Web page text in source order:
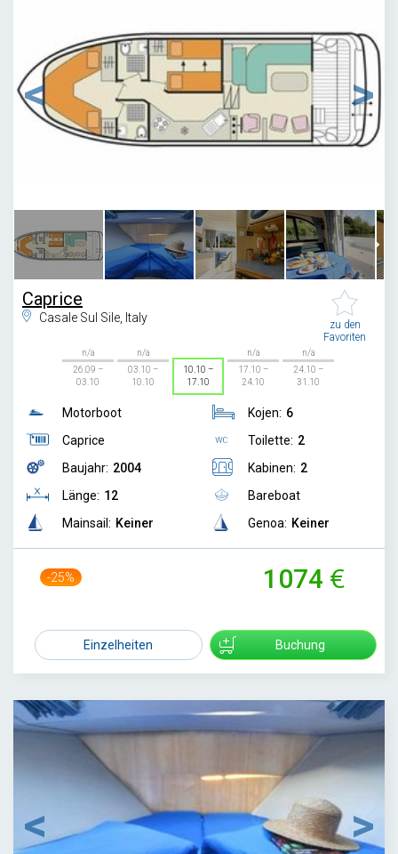
Caprice
Casale Sul Sile, Italy
zu den
Favoriten
n/a
26.09 –
03.10
n/a
03.10 –
10.10
10.10 –
17.10
n/a
17.10 –
24.10
n/a
24.10 –
31.10
Motorboot
Caprice
Baujahr: 2004
Länge: 12
Mainsail: Keiner
Kojen: 6
Toilette: 2
Kabinen: 2
Bareboat
Genoa: Keiner
-25% 1074
Einzelheiten Buchung